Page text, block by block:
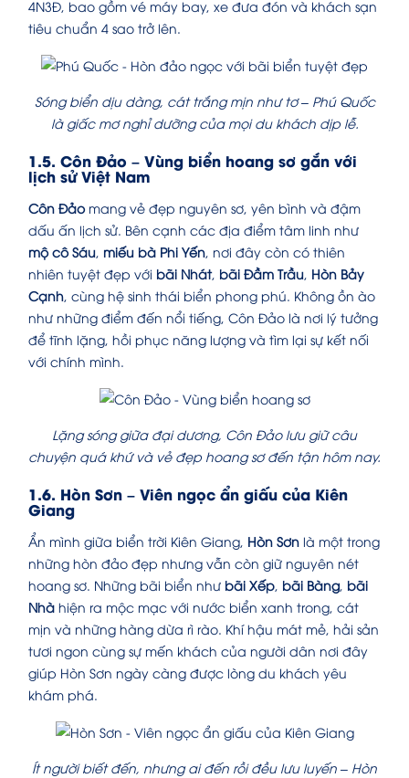
4N3Đ, bao gồm vé máy bay, xe đưa đón và khách sạn
tiêu chuẩn 4 sao trở lên.
Sóng biển dịu dàng, cát trắng mịn như tơ – Phú Quốc
là giấc mơ nghỉ dưỡng của mọi du khách dịp lễ.
1.5. Côn Đảo – Vùng biển hoang sơ gắn với
lịch sử Việt Nam
Côn Đảomang vẻ đẹp nguyên sơ, yên bình và đậm
dấu ấn lịch sử. Bên cạnh các địa điểm tâm linh như
mộ cô Sáu, miếu bà Phi Yến, nơi đây còn có thiên
nhiên tuyệt đẹp với bãi Nhát, bãi Đầm Trầu, Hòn Bảy
Cạnh, cùng hệ sinh thái biển phong phú. Không ồn ào
như những điểm đến nổi tiếng, Côn Đảo là nơi lý tưởng
để tĩnh lặng, hồi phục năng lượng và tìm lại sự kết nối
với chính mình.
Lặng sóng giữa đại dương, Côn Đảo lưu giữ câu
chuyện quá khứ và vẻ đẹp hoang sơ đến tận hôm nay.
1.6. Hòn Sơn – Viên ngọc ẩn giấu của Kiên
Giang
Ẩn mình giữa biển trời Kiên Giang, Hòn Sơn là một trong
những hòn đảo đẹp nhưng vẫn còn giữ nguyên nét
hoang sơ. Những bãi biển như bãi Xếp, bãi Bàng, bãi
Nhà hiện ra mộc mạc với nước biển xanh trong, cát
mịn và những hàng dừa rì rào. Khí hậu mát mẻ, hải sản
tươi ngon cùng sự mến khách của người dân nơi đây
giúp Hòn Sơn ngày càng được lòng du khách yêu
khám phá.
Ít người biết đến, nhưng ai đến rồi đều lưu luyến – Hòn